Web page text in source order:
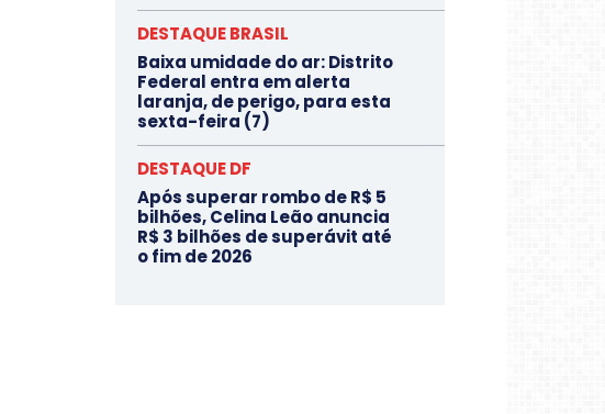
DESTAQUE BRASIL
Baixa umidade do ar: Distrito
Federal entra em alerta
laranja, de perigo, para esta
sexta-feira (7)
DESTAQUE DF
Após superar rombo de R$ 5
bilhões, Celina Leão anuncia
R$ 3 bilhões de superávit até
o fim de 2026